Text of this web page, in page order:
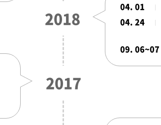
2018
04. 01
04. 24
09. 06~07
2017